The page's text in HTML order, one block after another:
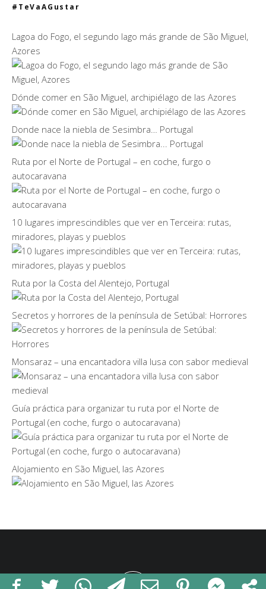
#TeVaAGustar
Lagoa do Fogo, el segundo lago más grande de São Miguel,
Azores
Dónde comer en São Miguel, archipiélago de las Azores
Donde nace la niebla de Sesimbra… Portugal
Ruta por el Norte de Portugal – en coche, furgo o
autocaravana
10 lugares imprescindibles que ver en Terceira: rutas,
miradores, playas y pueblos
Ruta por la Costa del Alentejo, Portugal
Secretos y horrores de la península de Setúbal: Horrores
Monsaraz – una encantadora villa lusa con sabor medieval
Guía práctica para organizar tu ruta por el Norte de
Portugal (en coche, furgo o autocaravana)
Alojamiento en São Miguel, las Azores